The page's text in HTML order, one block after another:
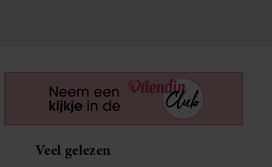
Veel gelezen